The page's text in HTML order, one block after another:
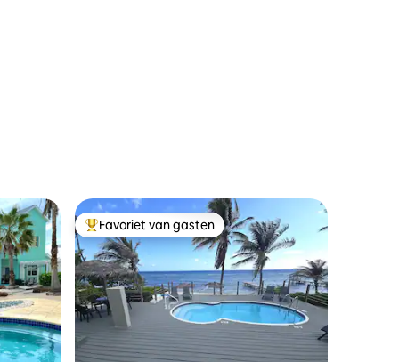
Topfavoriet van gasten
Favoriet van gasten